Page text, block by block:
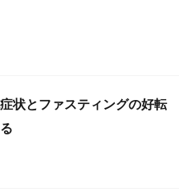
状とファスティングの好転